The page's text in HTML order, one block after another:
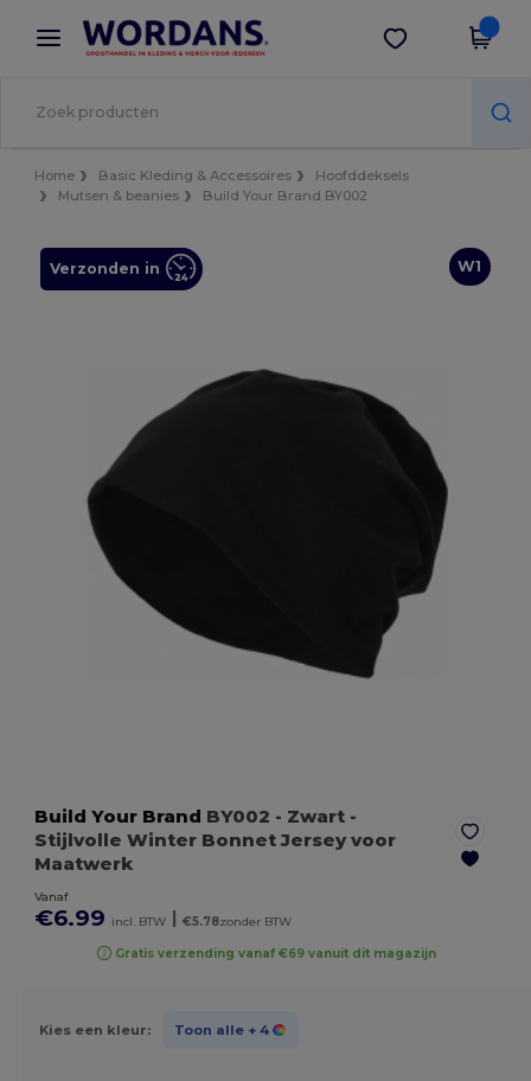
× Wordans-app
Betere prijzen in de app!
Download app
Home Basic Kleding & Accessoires
Hoofddeksels
Mutsen & beanies
Build Your Brand BY002
W1
Verzonden in
Build Your Brand BY002 - Zwart -
Stijlvolle Winter Bonnet Jersey voor
Maatwerk
Vanaf
€6.99 incl. BTW | €5.78zonder BTW
Gratis verzending vanaf €69 vanuit dit magazijn
Kies een kleur: Toon alle + 4